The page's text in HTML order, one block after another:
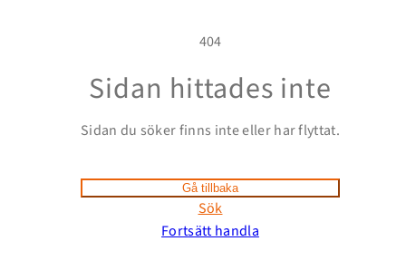
404
Sidan hittades inte
Sidan du söker finns inte eller har flyttat.
Gå tillbaka
Sök
Fortsätt handla